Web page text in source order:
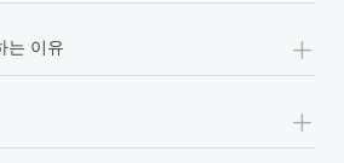
는 이유 +
+